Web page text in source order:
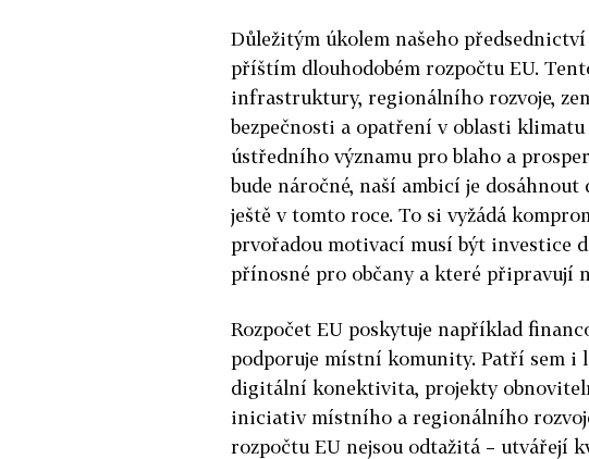
Důležitým úkolem našeho
příštím dlouhodobém rozpočtu EU.
infrastruktury, regionálního rozvoje,
bezpečnosti a opatření v oblasti klimatu
ústředního významu pro blaho a
bude náročné, naší ambicí je
ještě v tomto roce. To si vyžádá
prvořadou motivací musí být investice
přínosné pro občany a které připravují
Rozpočet EU poskytuje například
podporuje místní komunity. Patří sem i
digitální konektivita, projekty
iniciativ místního a regionálního
rozpočtu EU nejsou odtažitá – utvářejí